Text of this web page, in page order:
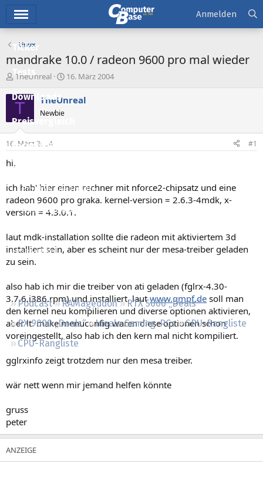
Ticker
Tests
Downloads
Preisvergleich
Forum
Aktuelles
Empfohlene Inhalte
Neue Beiträge
Leserartikel
Podcast RAMageddon
RTX 5000 „Deals“
RX 9000 „Deals“
Ideale Gaming-PCs
GPU-Rangliste
CPU-Rangliste
Anmelden
Linux
mandrake 10.0 / radeon 9600 pro mal wieder
E
s
t
e
e
TheUnreal
E
s
t
16. März 2004
T TheUnreal
Newbie
16. März 2004 #1
hi,
ich hab' hier einen rechner mit nforce2-chipsatz und eine
radeon 9600 pro graka. kernel-version = 2.6.3-4mdk, x-
version = 4.3.0.1.
laut mdk-installation sollte die radeon mit aktiviertem 3d
installiert sein, aber es scheint nur der mesa-treiber geladen
zu sein.
also hab ich mir die treiber von ati geladen (fglrx-4.30-
3.7.6.i386.rpm) und installiert. lautwww.gmpf.de soll man
den kernel neu kompilieren und diverse optionen aktivieren,
aber lt. make menuconfig waren diese optionen schon
voreingestellt, also hab ich den kern mal nicht kompiliert.
gglrxinfo zeigt trotzdem nur den mesa treiber.
wär nett wenn mir jemand helfen könnte
gruss
peter